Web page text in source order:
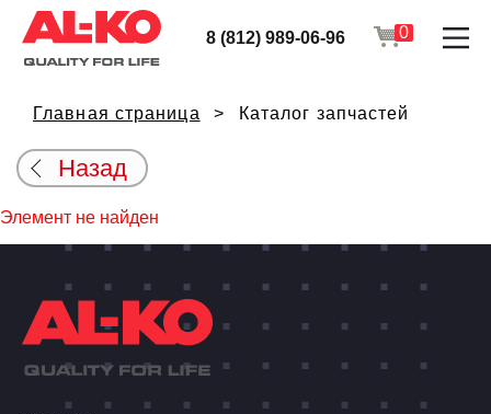
8 (812) 989-06-96 0
Главная страница Каталог запчастей
Назад
Элемент не найден